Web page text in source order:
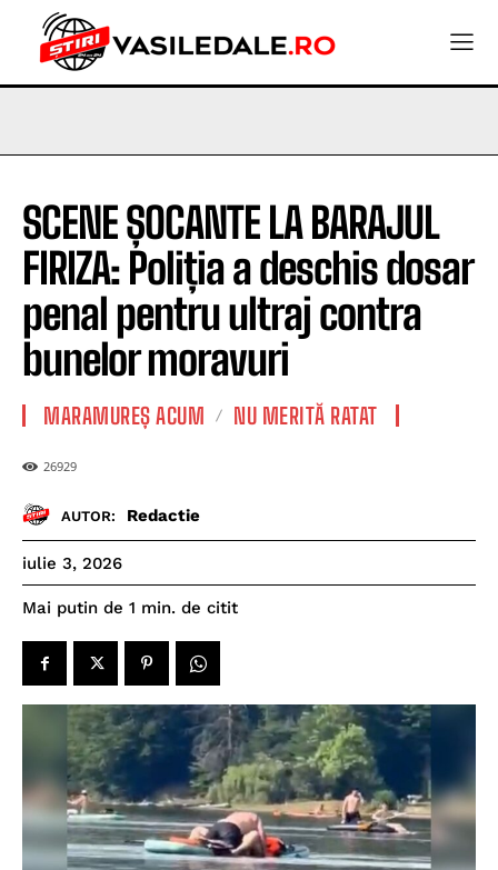
SCENE ȘOCANTE LA BARAJUL
FIRIZA: Poliția a deschis dosar
penal pentru ultraj contra
bunelor moravuri
MARAMUREȘ ACUM NU MERITĂ RATAT
26929
AUTOR: Redactie
iulie 3, 2026
Mai putin de 1 min. de citit